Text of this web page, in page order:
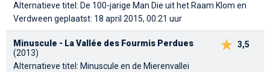
Alternatieve titel: De 100-jarige Man Die uit het Raam Klom en
Verdween geplaatst: 18 april 2015, 00:21 uur
3,5
Minuscule - La Vallée des Fourmis Perdues
(2013)
Alternatieve titel: Minuscule en de Mierenvallei